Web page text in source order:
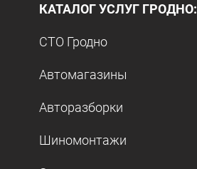
КАТАЛОГ УСЛУГ ГРОДНО:
СТО Гродно
Автомагазины
Авторазборки
Шиномонтажи